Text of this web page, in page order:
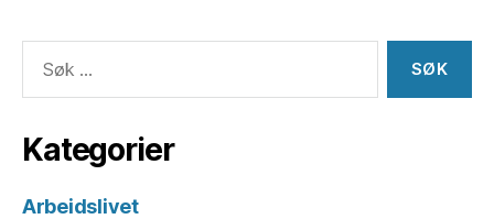
etter:
Kategorier
Arbeidslivet